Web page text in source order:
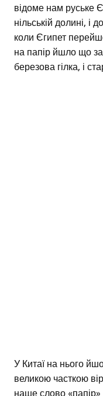
відоме нам руське
нільській долині, і
коли Єгипет
на папір йшло що
березова гілка, і
У Китаї на нього
великою часткою
наше слово